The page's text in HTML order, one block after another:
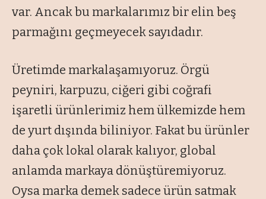
var. Ancak bu markalarımız bir elin beş
parmağını geçmeyecek sayıdadır.
Üretimde markalaşamıyoruz. Örgü
peyniri, karpuzu, ciğeri gibi coğrafi
işaretli ürünlerimiz hem ülkemizde hem
de yurt dışında biliniyor. Fakat bu ürünler
daha çok lokal olarak kalıyor, global
anlamda markaya dönüştüremiyoruz.
Oysa marka demek sadece ürün satmak